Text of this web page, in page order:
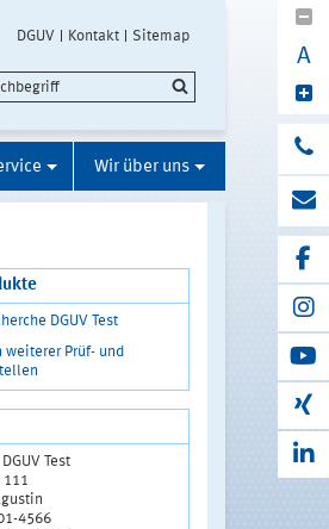
DGUV Kontakt Sitemap
A
Wir über uns
DGUV Test
weiterer Prüf- und
Test
111
4566